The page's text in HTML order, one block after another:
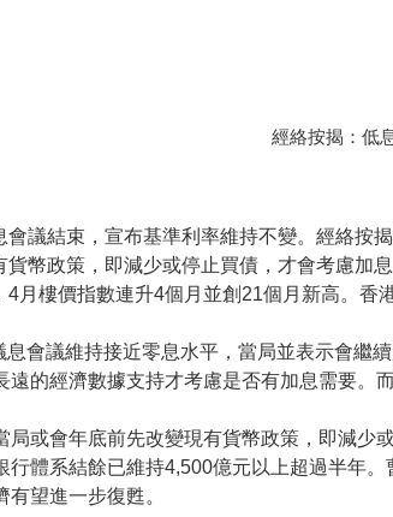
經絡按揭：低
會議結束，宣布基準利率維持不變。經絡按
貨幣政策，即減少或停止買債，才會考慮加
4月樓價指數連升4個月並創21個月新高。香
會議維持接近零息水平，當局並表示會繼
的經濟數據支持才考慮是否有加息需要。
或會年底前先改變現有貨幣政策，即減少
體系結餘已維持4,500億元以上超過半年
望進一步復甦。